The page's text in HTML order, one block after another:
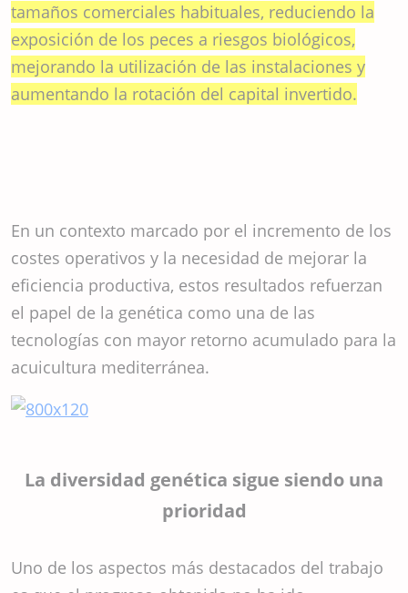
tamaños comerciales habituales, reduciendo la
exposición de los peces a riesgos biológicos,
mejorando la utilización de las instalaciones y
aumentando la rotación del capital invertido.
En un contexto marcado por el incremento de los
costes operativos y la necesidad de mejorar la
eficiencia productiva, estos resultados refuerzan
el papel de la genética como una de las
tecnologías con mayor retorno acumulado para la
acuicultura mediterránea.
La diversidad genética sigue siendo una
prioridad
Uno de los aspectos más destacados del trabajo